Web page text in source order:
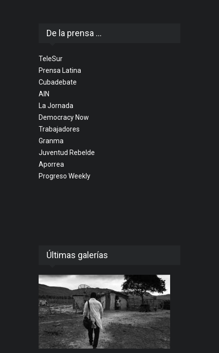
De la prensa ...
TeleSur
Prensa Latina
Cubadebate
AIN
La Jornada
Democracy Now
Trabajadores
Granma
Juventud Rebelde
Aporrea
Progreso Weekly
Últimas galerías